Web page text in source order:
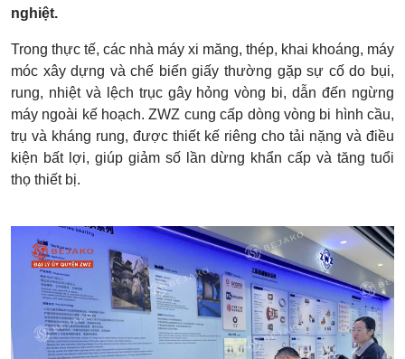
nghiệt.
Trong thực tế, các nhà máy xi măng, thép, khai khoáng, máy
móc xây dựng và chế biến giấy thường gặp sự cố do bụi,
rung, nhiệt và lệch trục gây hỏng vòng bi, dẫn đến ngừng
máy ngoài kế hoạch. ZWZ cung cấp dòng vòng bi hình cầu,
trụ và kháng rung, được thiết kế riêng cho tải nặng và điều
kiện bất lợi, giúp giảm số lần dừng khẩn cấp và tăng tuổi
thọ thiết bị.